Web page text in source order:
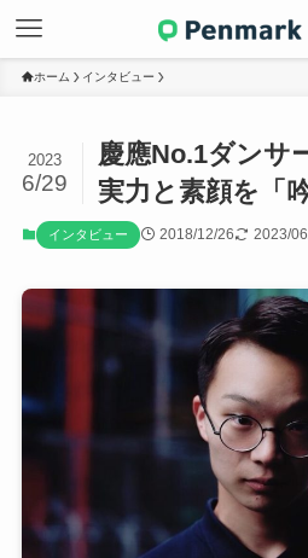
ホーム インタビュー
慶應No.1ダンサ
実力と素顔を「
2023
6/29
インタビュー 2018/12/26 2023/